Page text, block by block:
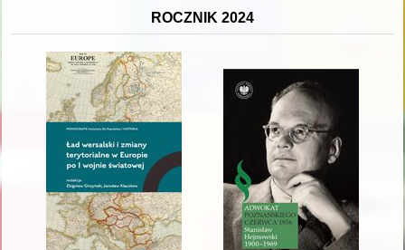
ROCZNIK 2024